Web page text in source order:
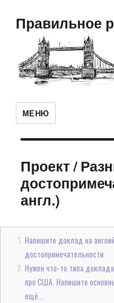
Правильное
МЕНЮ
Проект/
англ.)
Напишите доклад на
достопримечательности
Нужен что-то типа
про США. Напишите
ещё...